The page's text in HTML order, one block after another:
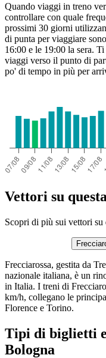
Quando viaggi in treno
controllare con quale
prossimi 30 giorni
di punta per viaggiare
16:00 e le 19:00 la sera.
viaggi verso il punto di
po' di tempo in più per
Vettori su
Scopri di più sui vettori su
Frecciarossa, gestita da
nazionale italiana, è un
in Italia. I treni di
km/h, collegano le
Florence e Torino.
Tipi di biglietti e
Bologna